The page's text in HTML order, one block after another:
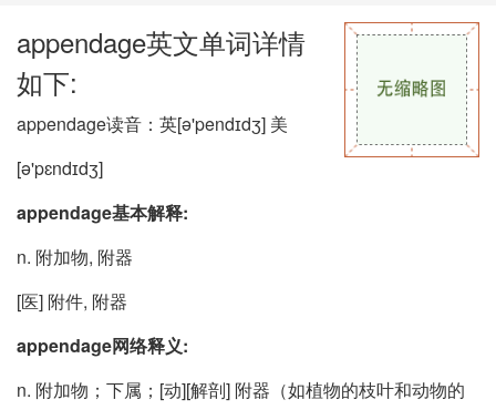
_appendage怎么读_appendage的中文意思,翻译
appendage英文单词详情
如下:
appendage读音：英[ə'pendɪdʒ] 美
[ə'pɛndɪdʒ]
appendage基本解释:
n. 附加物, 附器
[医] 附件, 附器
appendage网络释义:
n. 附加物；下属；[动][解剖] 附器（如植物的枝叶和动物的